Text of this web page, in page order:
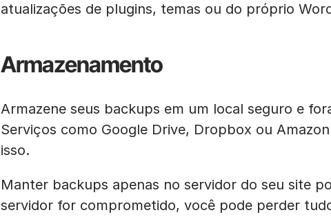
atualizações de plugins, temas ou do próprio
Armazenamento
Armazene seus backups em um local seguro e
Serviços como Google Drive, Dropbox ou
isso.
Manter backups apenas no servidor do seu site
servidor for comprometido, você pode perder